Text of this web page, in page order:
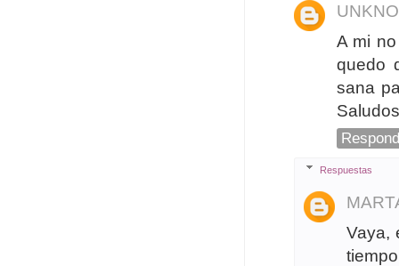
A mi
quedo
sana
Saludos
Respuestas
Vaya,